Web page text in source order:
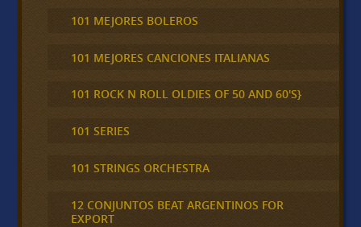
101 MEJORES BOLEROS
101 MEJORES CANCIONES ITALIANAS
101 ROCK N ROLL OLDIES OF 50 AND 60'S}
101 SERIES
101 STRINGS ORCHESTRA
12 CONJUNTOS BEAT ARGENTINOS FOR
EXPORT